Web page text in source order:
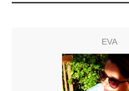
EVA